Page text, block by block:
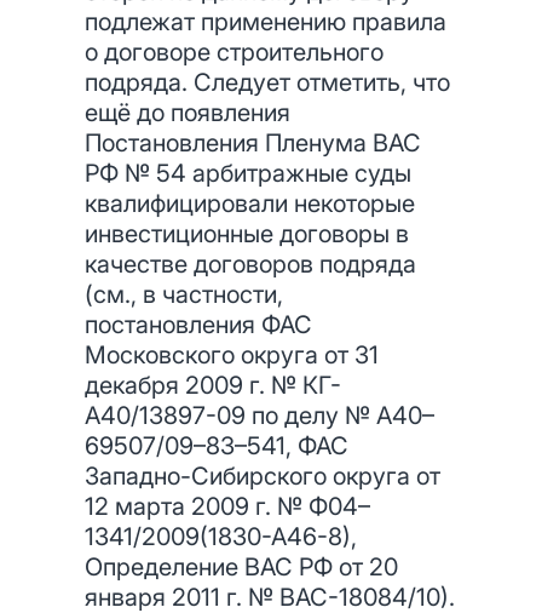
подлежат применению правила
о договоре строительного
подряда. Следует отметить, что
ещё до появления
Постановления Пленума ВАС
РФ № 54 арбитражные суды
квалифицировали некоторые
инвестиционные договоры в
качестве договоров подряда
(см., в частности,
постановления ФАС
Московского округа от 31
декабря 2009 г. № КГ-
А40/13897-09 по делу № А40–
69507/09–83–541, ФАС
Западно-Сибирского округа от
12 марта 2009 г. № Ф04–
1341/2009(1830-А46-8),
Определение ВАС РФ от 20
января 2011 г. № ВАС-18084/10).